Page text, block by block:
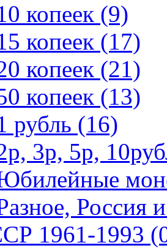
копеек (9)
копеек (17)
копеек (21)
копеек (13)
рубль (16)
3р, 5р,
Россия
1961-1993